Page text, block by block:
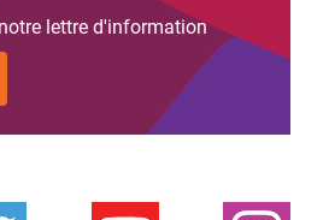
lettre d'information